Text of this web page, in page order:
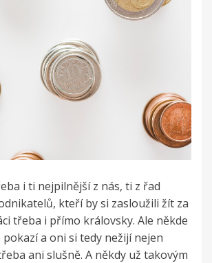
i ti nejpilnější z nás, ti z řad
kteří by si zasloužili žít za
třeba i přímo královsky. Ale někde
a oni si tedy nežijí nejen
ani slušně. A někdy už takovým